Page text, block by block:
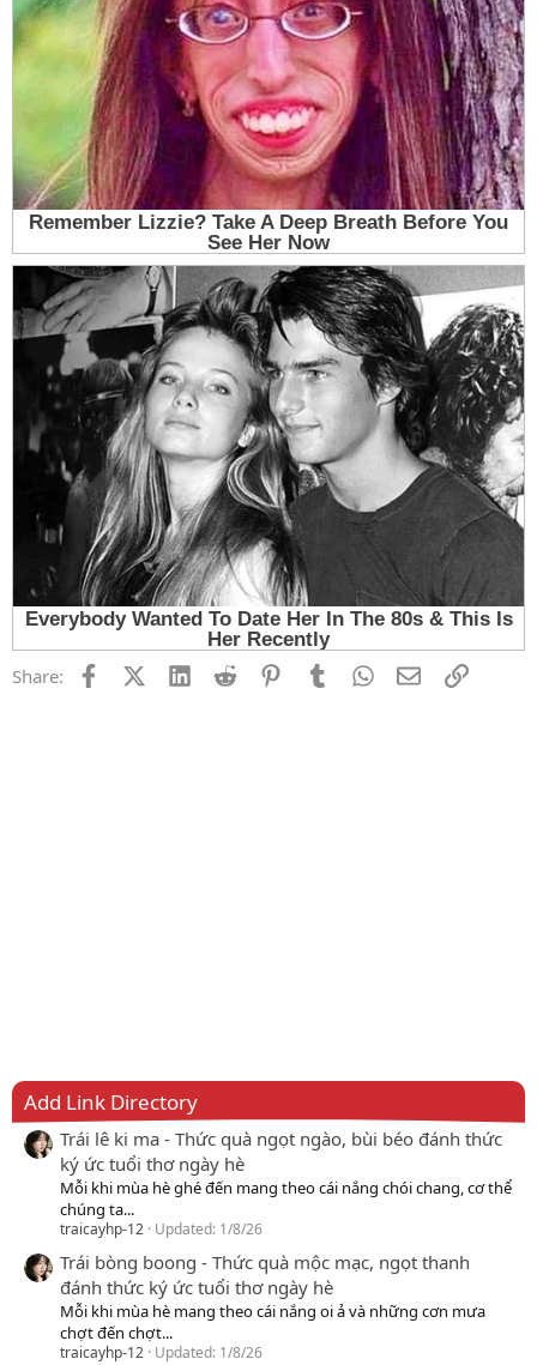
Share: FacebookX (Twitter)
LinkedInReddit PinterestTumblrWhatsApp
EmailLink
Add Link Directory
Trái lê ki ma - Thức quà ngọt ngào, bùi béo đánh thức
ký ức tuổi thơ ngày hè
Mỗi khi mùa hè ghé đến mang theo cái nắng chói chang, cơ thể
chúng ta...
traicayhp-12 Updated: 1/8/26
Trái bòng boong - Thức quà mộc mạc, ngọt thanh
đánh thức ký ức tuổi thơ ngày hè
Mỗi khi mùa hè mang theo cái nắng oi ả và những cơn mưa
chợt đến chợt...
traicayhp-12 Updated: 1/8/26